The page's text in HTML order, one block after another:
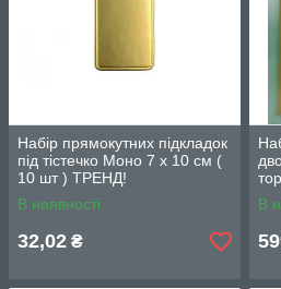
Набір прямокутних підкладок
під тістечко Моно 7 х 10 см (
10 шт ) ТРЕНД!
В наявності
32,02 ₴
)
В